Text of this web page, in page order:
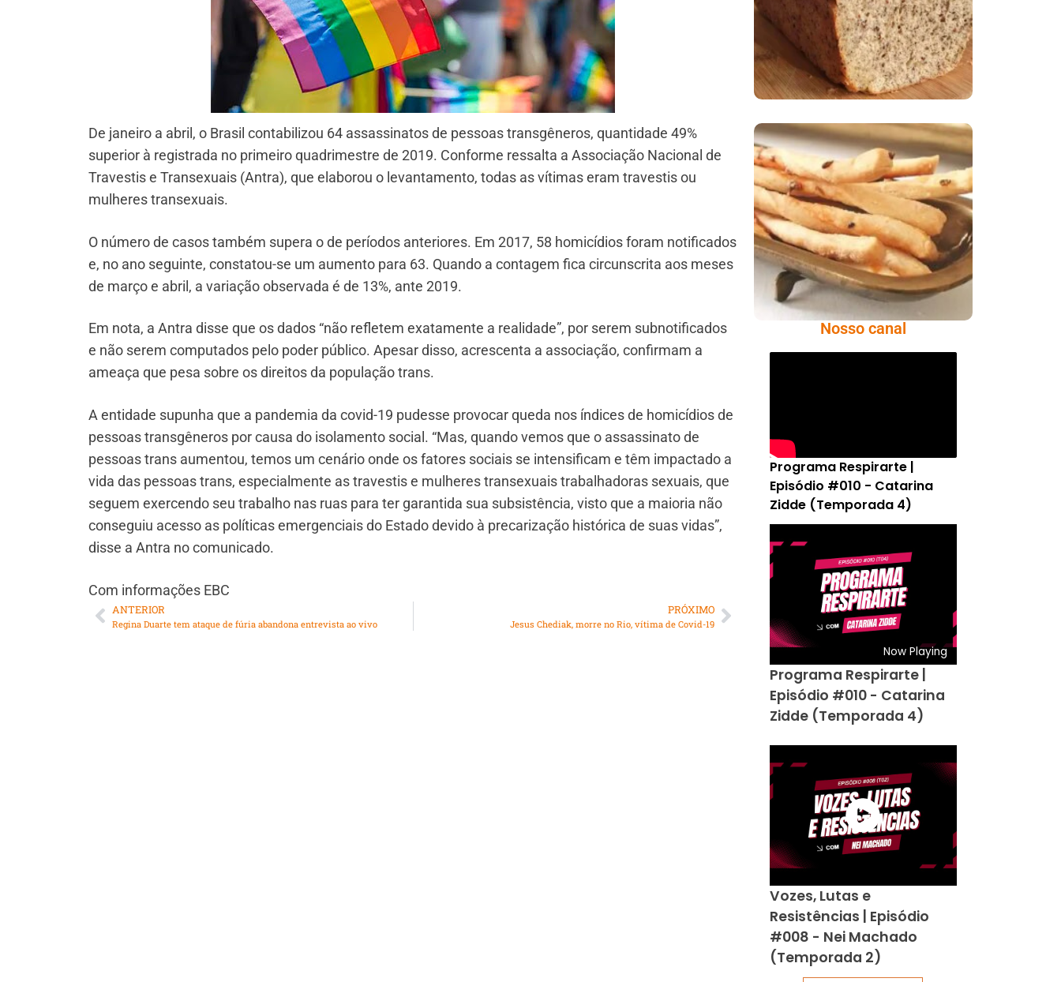
De janeiro a abril, o Brasil contabilizou 64 assassinatos de pessoas transgêneros, quantidade 49%
superior à registrada no primeiro quadrimestre de 2019. Conforme ressalta a Associação Nacional de
Travestis e Transexuais (Antra), que elaborou o levantamento, todas as vítimas eram travestis ou
mulheres transexuais.
O número de casos também supera o de períodos anteriores. Em 2017, 58 homicídios foram notificados
e, no ano seguinte, constatou-se um aumento para 63. Quando a contagem fica circunscrita aos meses
de março e abril, a variação observada é de 13%, ante 2019.
Em nota, a Antra disse que os dados “não refletem exatamente a realidade”, por serem subnotificados
e não serem computados pelo poder público. Apesar disso, acrescenta a associação, confirmam a
ameaça que pesa sobre os direitos da população trans.
A entidade supunha que a pandemia da covid-19 pudesse provocar queda nos índices de homicídios de
pessoas transgêneros por causa do isolamento social. “Mas, quando vemos que o assassinato de
pessoas trans aumentou, temos um cenário onde os fatores sociais se intensificam e têm impactado a
vida das pessoas trans, especialmente as travestis e mulheres transexuais trabalhadoras sexuais, que
seguem exercendo seu trabalho nas ruas para ter garantida sua subsistência, visto que a maioria não
conseguiu acesso as políticas emergenciais do Estado devido à precarização histórica de suas vidas”,
disse a Antra no comunicado.
Com informações EBC
ANTERIOR
Regina Duarte tem ataque de fúria abandona entrevista ao vivo
PRÓXIMO
Jesus Chediak, morre no Rio, vítima de Covid-19
Comer Bem:
Palitinhos De Cebola
E Salsa
Nosso canal
Programa Respirarte |
Episódio #010 - Catarina
Zidde (Temporada 4)
Now Playing
Programa Respirarte |
Episódio #010 - Catarina
Zidde (Temporada 4)
Vozes, Lutas e
Resistências | Episódio
#008 - Nei Machado
(Temporada 2)